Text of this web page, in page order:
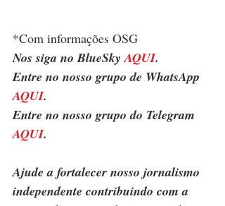
*Com informações OSG
Nos siga no BlueSky AQUI.
Entre no nosso grupo de WhatsApp
AQUI.
Entre no nosso grupo do Telegram
AQUI.
Ajude a fortalecer nosso jornalismo
independente contribuindo com a